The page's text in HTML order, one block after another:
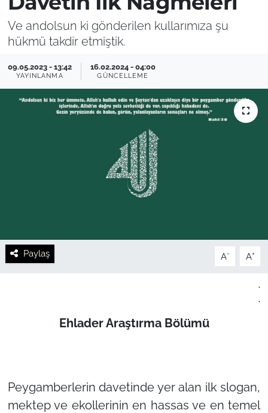
Ve andolsun ki gönderilen kullarımıza şu
hükmü takdir etmiştik.
09.05.2023 - 13:42
YAYINLANMA
16.02.2024 - 04:00
GÜNCELLEME
Paylaş A- A+
.
.
Ehlader Araştırma Bölümü
Peygamberlerin davetinde yer alan ilk slogan,
mektep ve ekollerinin en hassas ve en temel